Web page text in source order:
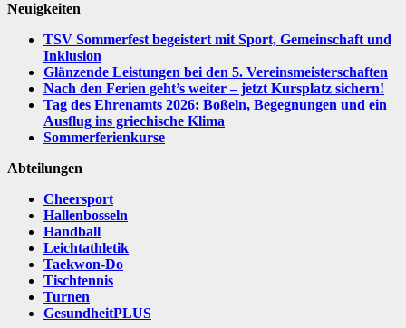
Neuigkeiten
TSV Sommerfest begeistert mit Sport, Gemeinschaft und
Inklusion
Glänzende Leistungen bei den 5. Vereinsmeisterschaften
Nach den Ferien geht’s weiter – jetzt Kursplatz sichern!
Tag des Ehrenamts 2026: Boßeln, Begegnungen und ein
Ausflug ins griechische Klima
Sommerferienkurse
Abteilungen
Cheersport
Hallenbosseln
Handball
Leichtathletik
Taekwon-Do
Tischtennis
Turnen
GesundheitPLUS